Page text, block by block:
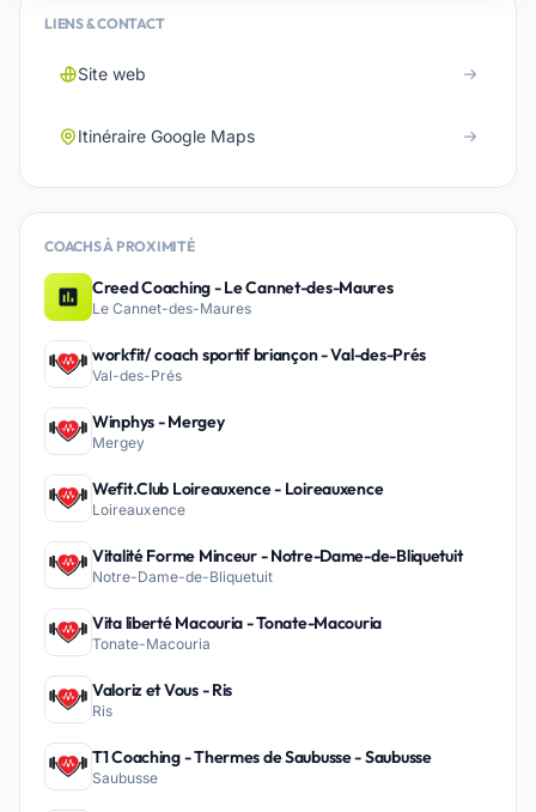
LIENS & CONTACT
Site web
Itinéraire Google Maps
COACHS À PROXIMITÉ
Creed Coaching - Le Cannet-des-Maures
Le Cannet-des-Maures
workfit/ coach sportif briançon - Val-des-Prés
Val-des-Prés
Winphys - Mergey
Mergey
Wefit.Club Loireauxence - Loireauxence
Loireauxence
Vitalité Forme Minceur - Notre-Dame-de-Bliquetuit
Notre-Dame-de-Bliquetuit
Vita liberté Macouria - Tonate-Macouria
Tonate-Macouria
Valoriz et Vous - Ris
Ris
T1 Coaching - Thermes de Saubusse - Saubusse
Saubusse